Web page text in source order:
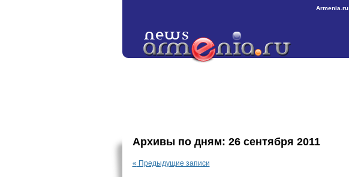
Armenia.ru
Архивы по дням: 26 сентября 2011
« Предыдущие записи